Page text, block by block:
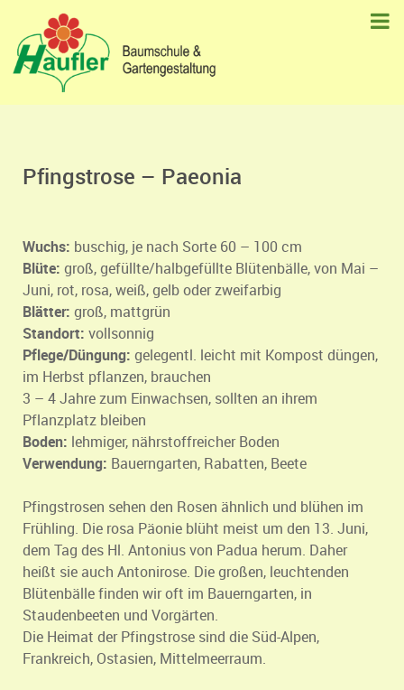
Pfingstrose – Paeonia
Wuchs: buschig, je nach Sorte 60 – 100 cm
Blüte: groß, gefüllte/halbgefüllte Blütenbälle, von Mai –
Juni, rot, rosa, weiß, gelb oder zweifarbig
Blätter: groß, mattgrün
Standort: vollsonnig
Pflege/Düngung: gelegentl. leicht mit Kompost düngen,
im Herbst pflanzen, brauchen
3 – 4 Jahre zum Einwachsen, sollten an ihrem
Pflanzplatz bleiben
Boden: lehmiger, nährstoffreicher Boden
Verwendung: Bauerngarten, Rabatten, Beete
Pfingstrosen sehen den Rosen ähnlich und blühen im
Frühling. Die rosa Päonie blüht meist um den 13. Juni,
dem Tag des Hl. Antonius von Padua herum. Daher
heißt sie auch Antonirose. Die großen, leuchtenden
Blütenbälle finden wir oft im Bauerngarten, in
Staudenbeeten und Vorgärten.
Die Heimat der Pfingstrose sind die Süd-Alpen,
Frankreich, Ostasien, Mittelmeerraum.